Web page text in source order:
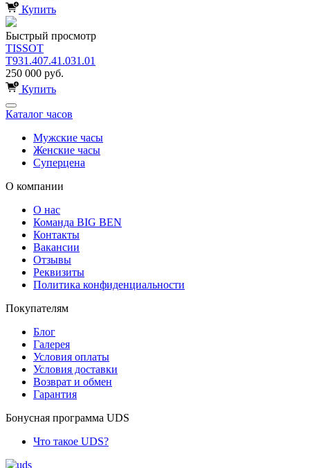
Купить
Быстрый просмотр
TISSOT
T931.407.41.031.01
250 000 руб.
Купить
Каталог часов
Мужские часы
Женские часы
Суперцена
О компании
О нас
Команда BIG BEN
Контакты
Вакансии
Отзывы
Реквизиты
Политика конфиденциальности
Покупателям
Блог
Галерея
Условия оплаты
Условия доставки
Возврат и обмен
Гарантия
Бонусная программа UDS
Что такое UDS?